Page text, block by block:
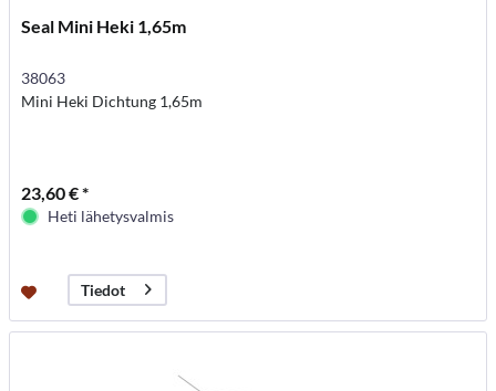
Seal Mini Heki 1,65m
38063
Mini Heki Dichtung 1,65m
23,60 € *
Heti lähetysvalmis
Tiedot